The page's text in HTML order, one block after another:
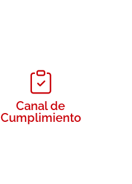
Canal de
Cumplimiento